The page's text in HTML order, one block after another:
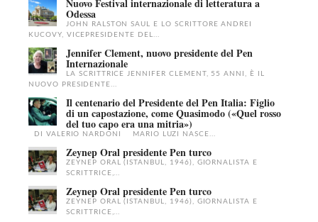
Nuovo Festival internazionale di letteratura a
Odessa
JOHN RALSTON SAUL E LO SCRITTORE ANDREI
KUCOVY, VICEPRESIDENTE DEL...
Jennifer Clement, nuovo presidente del Pen
Internazionale
LA SCRITTRICE JENNIFER CLEMENT, 55 ANNI, È IL
NUOVO PRESIDENTE...
Il centenario del Presidente del Pen Italia: Figlio
di un capostazione, come Quasimodo («Quel rosso
del tuo capo era una mitria»)
DI VALERIO NARDONI MARIO LUZI NASCE...
Zeynep Oral presidente Pen turco
ZEYNEP ORAL (ISTANBUL, 1946), GIORNALISTA E
SCRITTRICE,...
Zeynep Oral presidente Pen turco
ZEYNEP ORAL (ISTANBUL, 1946), GIORNALISTA E
SCRITTRICE,...